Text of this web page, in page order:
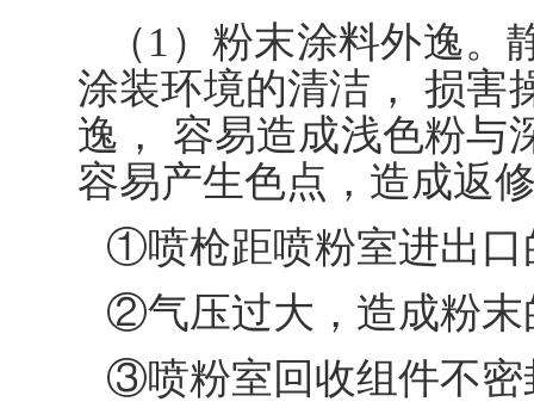
（1）粉末涂料外逸
涂装环境的清洁， 损害
逸， 容易造成浅色粉与
容易产生色点，造成返
①喷枪距喷粉室进出口
②气压过大，造成粉末
③喷粉室回收组件不密